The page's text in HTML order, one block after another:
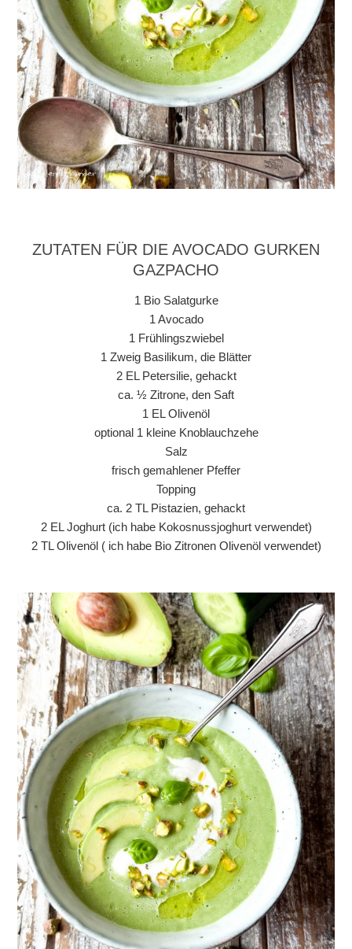
ZUTATEN FÜR DIE AVOCADO GURKEN
GAZPACHO
1 Bio Salatgurke
1 Avocado
1 Frühlingszwiebel
1 Zweig Basilikum, die Blätter
2 EL Petersilie, gehackt
ca. ½ Zitrone, den Saft
1 EL Olivenöl
optional 1 kleine Knoblauchzehe
Salz
frisch gemahlener Pfeffer
Topping
ca. 2 TL Pistazien, gehackt
2 EL Joghurt (ich habe Kokosnussjoghurt verwendet)
2 TL Olivenöl ( ich habe Bio Zitronen Olivenöl verwendet)